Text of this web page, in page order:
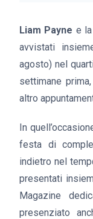
Liam Payne e
avvistati
agosto) nel
settimane
altro
In
festa di
indietro nel
presentati
Magazine
presenziato